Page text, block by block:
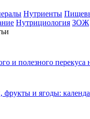
Нутриенты
Нутрициология ЗОЖ
и полезного перекуса
и ягоды: